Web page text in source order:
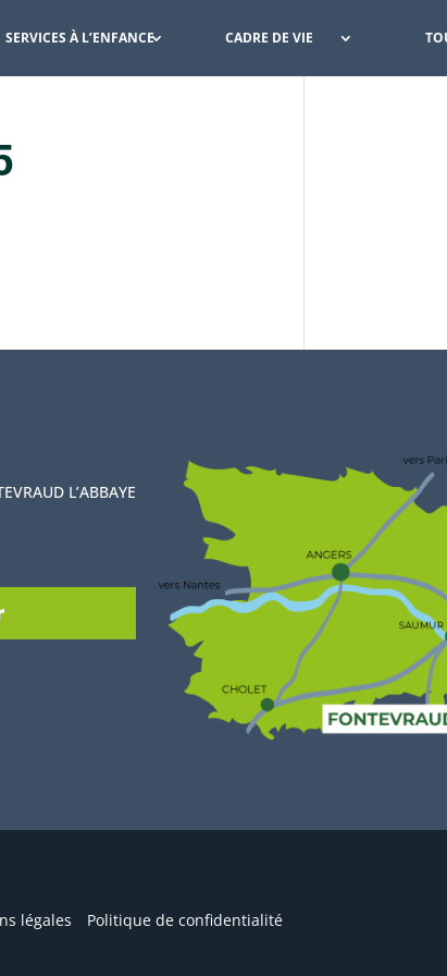
SERVICES À L’ENFANCE CADRE DE VIE
L’ABBAYE
légales Politique de confidentialité